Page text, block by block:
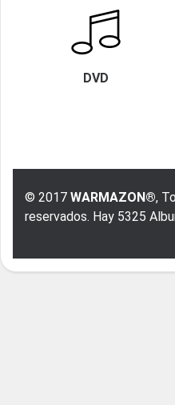
DVD
© 2017 WARMAZON®,
reservados. Hay 5325